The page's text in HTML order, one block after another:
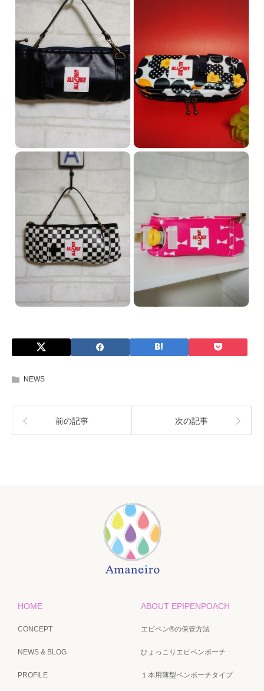
NEWS
前の記事 次の記事
HOME
CONCEPT
NEWS & BLOG
PROFILE
ABOUT EPIPENPOACH
エピペン®の保管方法
ひょっこりエピペンポーチ
１本用薄型ペンポーチタイプ